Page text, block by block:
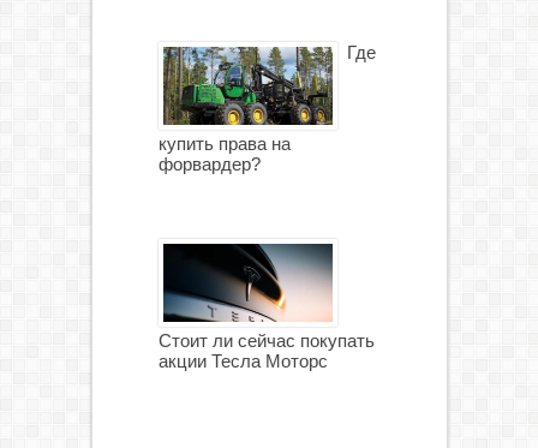
Где
купить права на
форвардер?
Стоит ли сейчас покупать
акции Тесла Моторс